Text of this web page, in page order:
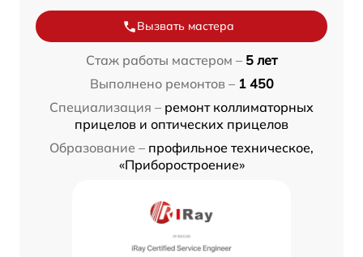
Вызвать мастера
Стаж работы мастером – 5 лет
Выполнено ремонтов – 1 450
Специализация – ремонт коллиматорных
прицелов и оптических прицелов
Образование – профильное техническое,
«Приборостроение»